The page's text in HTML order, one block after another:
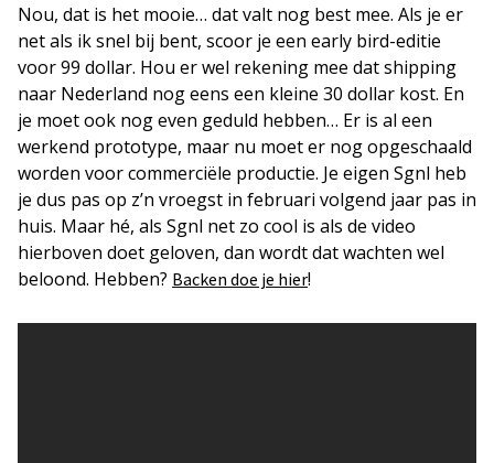
Nou, dat is het mooie… dat valt nog best mee. Als je er
net als ik snel bij bent, scoor je een early bird-editie
voor 99 dollar. Hou er wel rekening mee dat shipping
naar Nederland nog eens een kleine 30 dollar kost. En
je moet ook nog even geduld hebben… Er is al een
werkend prototype, maar nu moet er nog opgeschaald
worden voor commerciële productie. Je eigen Sgnl heb
je dus pas op z’n vroegst in februari volgend jaar pas in
huis. Maar hé, als Sgnl net zo cool is als de video
hierboven doet geloven, dan wordt dat wachten wel
beloond. Hebben? Backen doe je hier!